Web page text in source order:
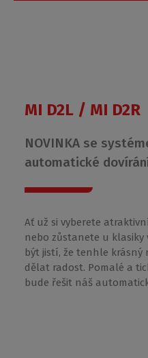
MI D2L / MI D2R
NOVINKA se
automatické dovírání
Ať už si vyberete
nebo zůstanete u klasiky
být jistí, že tenhle
dělat radost. Pomalé a
bude řešit náš